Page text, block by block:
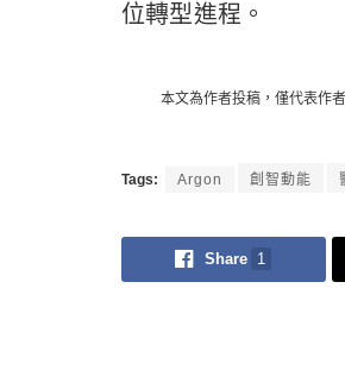
位轉型進程。
本文為作者投稿，僅代表作
Tags: Argon 創智動能
Share 1